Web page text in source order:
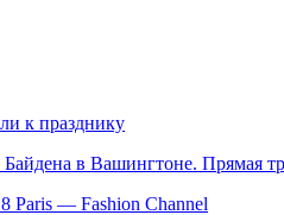
к празднику
в Вашингтоне. Прямая
Paris — Fashion Channel